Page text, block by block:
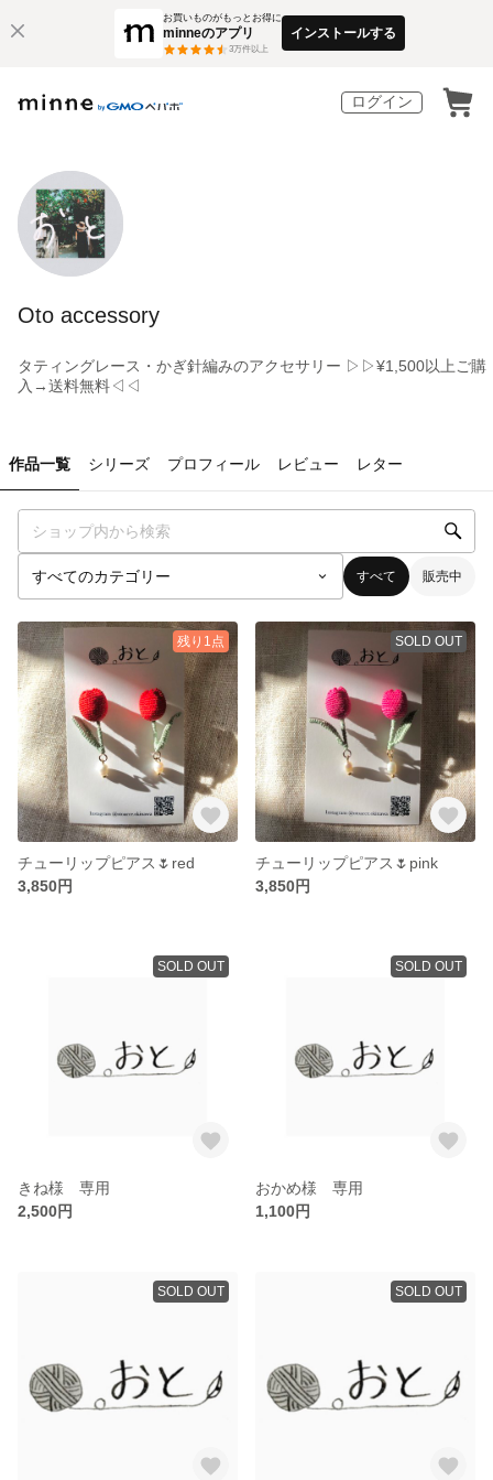
お買いものがもっとお得に
minneのアプリ
3万件以上
インストールする
ログイン
Oto accessory
タティングレース・かぎ針編みのアクセサリー ▷▷¥1,500以上ご購
入→送料無料◁◁
作品一覧 シリーズ プロフィール レビュー レター
すべて 販売中
残り1点
チューリップピアス🌷red
3,850円
SOLD OUT
チューリップピアス🌷pink
3,850円
SOLD OUT
きね様 専用
2,500円
SOLD OUT
おかめ様 専用
1,100円
SOLD OUT SOLD OUT